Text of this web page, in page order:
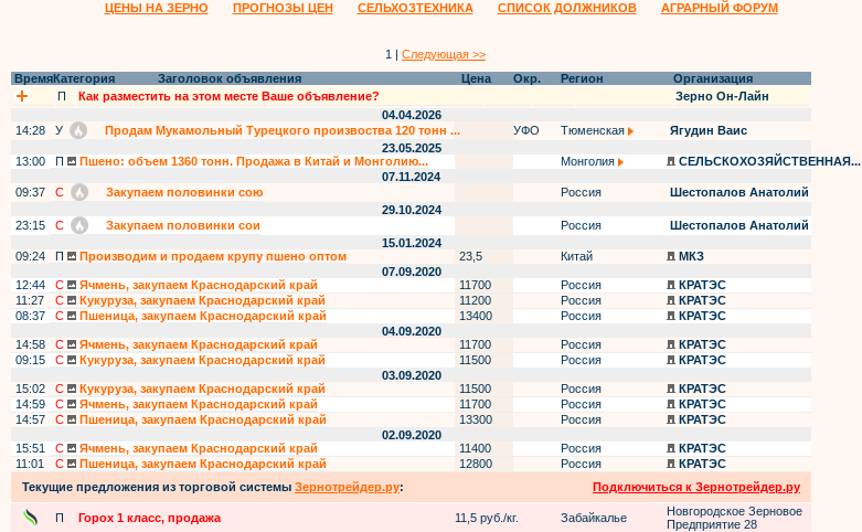
ЦЕНЫ НА ЗЕРНО ПРОГНОЗЫ ЦЕН СЕЛЬХОЗТЕХНИКА СПИСОК ДОЛЖНИКОВ АГРАРНЫЙ ФОРУМ
1 | Следующая >>
ВремяКатегория Заголовок объявления Цена Окр. Регион
Организация
П
Как разместить на этом месте Ваше объявление?
Зерно Он-Лайн
04.04.2026
14:28
У Продам Мукамольный Турецкого произвоства 120 тонн ... УФО Тюменская
Ягудин Ваис
23.05.2025
13:00
П Пшено: объем 1360 тонн. Продажа в Китай и Монголию... Монголия
СЕЛЬСКОХОЗЯЙСТВЕННАЯ...
07.11.2024
09:37
С Закупаем половинки сою Россия
Шестопалов Анатолий
29.10.2024
23:15
С Закупаем половинки сои Россия
Шестопалов Анатолий
15.01.2024
09:24
П Производим и продаем крупу пшено оптом 23,5 Китай
МКЗ
07.09.2020
12:44
С Ячмень, закупаем Краснодарский край 11700 Россия
КРАТЭС
11:27
С Кукуруза, закупаем Краснодарский край 11200 Россия
КРАТЭС
08:37
С Пшеница, закупаем Краснодарский край 13400 Россия
КРАТЭС
04.09.2020
14:58
С Ячмень, закупаем Краснодарский край 11700 Россия
КРАТЭС
09:15
С Кукуруза, закупаем Краснодарский край 11500 Россия
КРАТЭС
03.09.2020
15:02
С Кукуруза, закупаем Краснодарский край 11500 Россия
КРАТЭС
14:59
С Ячмень, закупаем Краснодарский край 11700 Россия
КРАТЭС
14:57
С Пшеница, закупаем Краснодарский край 13300 Россия
КРАТЭС
02.09.2020
15:51
С Ячмень, закупаем Краснодарский край 11400 Россия
КРАТЭС
11:01
С Пшеница, закупаем Краснодарский край 12800 Россия
КРАТЭС
Текущие предложения из торговой системы Зернотрейдер.ру: Подключиться к Зернотрейдер.ру
П Горох 1 класс, продажа 11,5 руб./кг. Забайкалье
Новгородское Зерновое
Предприятие 28